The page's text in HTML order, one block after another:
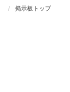
掲示板トップ